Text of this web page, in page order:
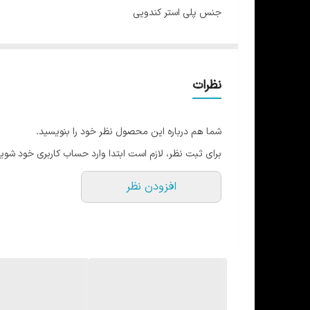
جنس پلی استر کندویی
مقاوم در برابر شسشو
در 4 سایز و 5 رنگ
راهنمای سایز:
سایز L:زیربغل تا زیربغل 56 قد 72
سایز XL :زیربغل تا زیربغل 58 قد 75
نظرات
شما هم درباره این محصول نظر خود را بنویسید.
برای ثبت نظر، لازم است ابتدا وارد حساب کاربری خود
افزودن نظر